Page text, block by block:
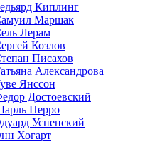
Киплинг
Маршак
Лерам
Козлов
Писахов
Александрова
Янссон
Достоевский
Перро
Успенский
Хогарт